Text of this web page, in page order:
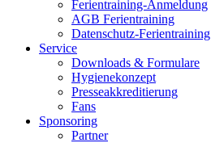
Ferientraining-Anmeldung
AGB Ferientraining
Datenschutz-Ferientraining
Service
Downloads & Formulare
Hygienekonzept
Presseakkreditierung
Fans
Sponsoring
Partner